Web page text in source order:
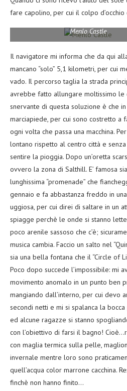
fare capolino, per cui il colpo d’occhio
Menlo Castle
Il navigatore mi informa che da qui
mancano “solo” 5,1 kilometri, per cui
vado. Il percorso taglia la strada
avrebbe fatto allungare moltissimo le
snervante di questa soluzione è che in
marciapiede, per cui sono costretto a
ogni volta che passa una macchina.
lontano rispetto al centro città e
sentire la pioggia. Dopo un’oretta
ovvero la zona di Salthill. E’ famosa
lunghissima “promenade” che
gennaio e fa abbastanza freddo in
uggiosa, per cui direi di saltare in un
spiagge perchè le onde si stanno
poco arenile sassoso che c’è;
musica cambia. Faccio un salto nel
sia una bella fontana che il “Circle of
Poco dopo succede l’impossibile: mi
movimento anomalo in un punto ben
mangiando dall’interno, per cui devo
secondi netti e mi si spalanca la
ed alcune ragazze si stanno
con l’obiettivo di farsi il bagno!
con maglia termica sulla pelle,
invernale mentre loro sono
quell’acqua color marrone cacchina.
finchè non hanno finito…